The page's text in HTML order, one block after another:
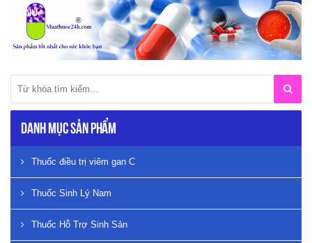
Danh mục sản phẩm
Thuốc điều trị viêm gan C
Thuốc Sinh Lý Nam
Thuốc Hỗ Trợ Sinh Sản